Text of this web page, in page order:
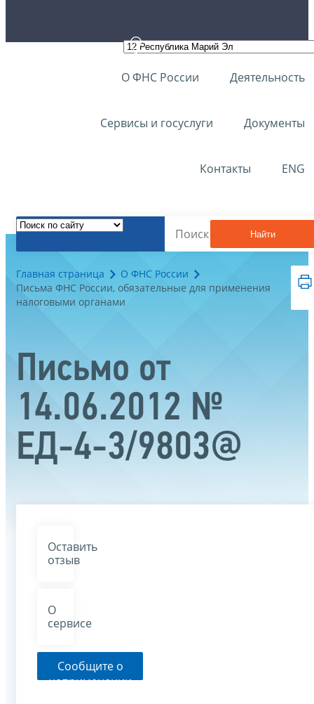
О ФНС России Деятельность
Сервисы и госуслуги Документы
Контакты ENG
Найти
Главная страница
О ФНС России
Письма ФНС России, обязательные для применения
налоговыми органами
Письмо от
14.06.2012 №
ЕД-4-3/9803@
Оставить
отзыв
О
сервисе
Сообщите о
неприменении